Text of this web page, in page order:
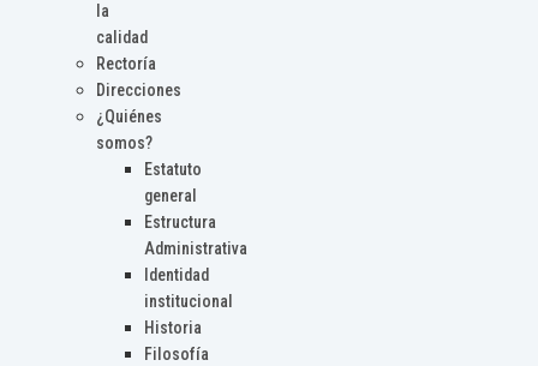
la
calidad
Rectoría
Direcciones
¿Quiénes
somos?
Estatuto
general
Estructura
Administrativa
Identidad
institucional
Historia
Filosofía